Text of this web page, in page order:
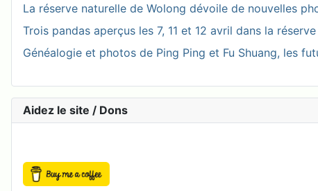
La réserve naturelle de Wolong dévoile de nouvelles
Trois pandas aperçus les 7, 11 et 12 avril dans la
Généalogie et photos de Ping Ping et Fu Shuang, les
Aidez le site / Dons